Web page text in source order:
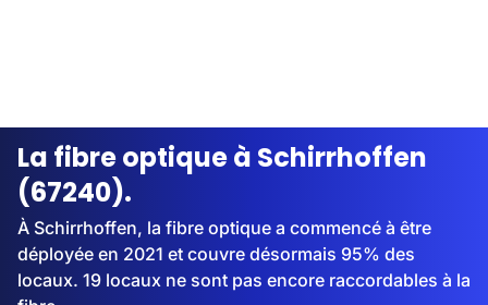
Streaming
La fibre optique à Schirrhoffen
(67240).
À Schirrhoffen, la fibre optique a commencé à être
déployée en 2021 et couvre désormais 95% des
locaux. 19 locaux ne sont pas encore raccordables à la